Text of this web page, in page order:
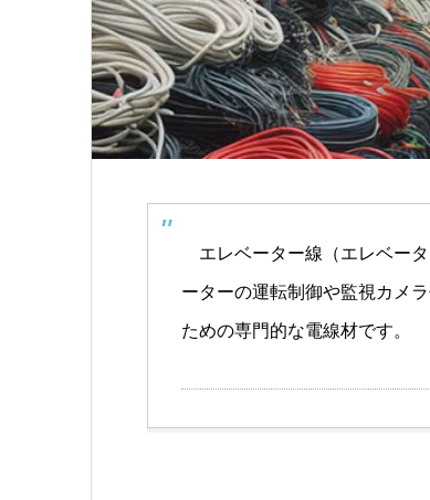
エレベーター線（エレベー
ーターの運転制御や監視カメ
ための専門的な電線材です。